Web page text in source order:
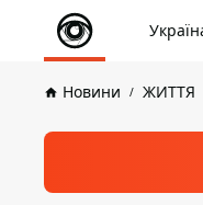
Новини ЖИТТЯ